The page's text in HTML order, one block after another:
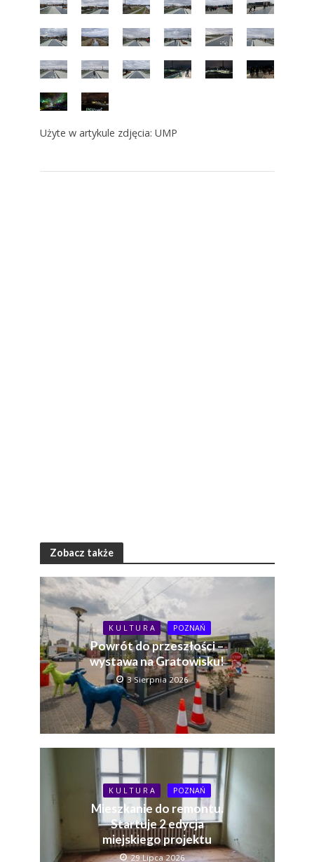
Użyte w artykule zdjęcia: UMP
Zobacz także
K U L T U R A POZNAŃ
Powrót do przeszłości –
wystawa na Gratowisku!
3 Sierpnia 2026
K U L T U R A POZNAŃ
Mieszkanie do remontu.
Startuje 2 edycja
miejskiego projektu
29 Lipca 2026